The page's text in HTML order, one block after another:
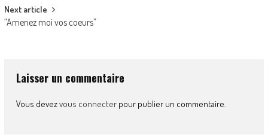
Next article
“Amenez moi vos coeurs”
Laisser un commentaire
Vous devezvous connecterpour publier un commentaire.